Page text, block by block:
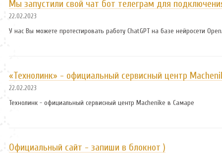
Мы запустили свой чат бот телеграм для
22.02.2023
У нас Вы можете протестировать работу ChatGPT на базе нейросети
«Технолинк» - официальный сервисный центр
22.02.2023
Технолинк - официальный сервисный центр Machenike в Самаре
Официальный сайт - запиши в блокнот )